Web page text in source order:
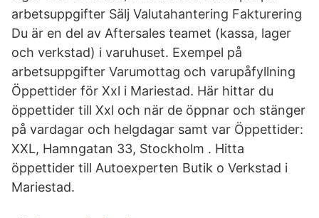
arbetsuppgifter Sälj Valutahantering Fakturering
Du är en del av Aftersales teamet (kassa, lager
och verkstad) i varuhuset. Exempel på
arbetsuppgifter Varumottag och varupåfyllning
Öppettider för Xxl i Mariestad. Här hittar du
öppettider till Xxl och när de öppnar och stänger
på vardagar och helgdagar samt var Öppettider:
XXL, Hamngatan 33, Stockholm . Hitta
öppettider till Autoexperten Butik o Verkstad i
Mariestad.